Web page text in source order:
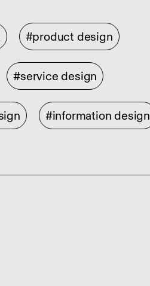
#product design
#service design
#information design